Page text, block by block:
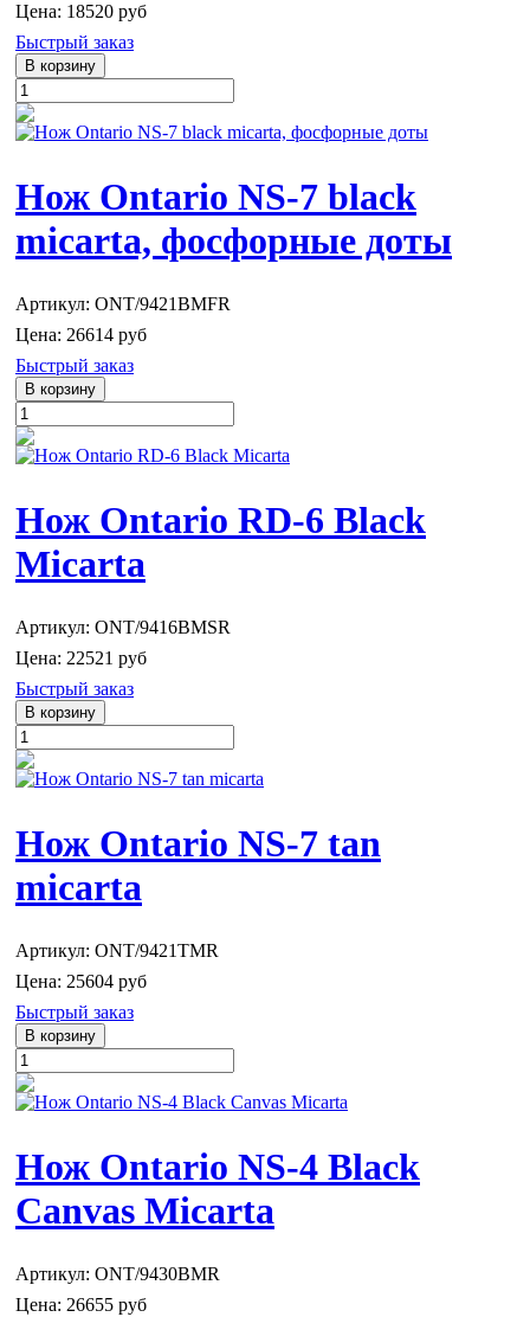
Цена: 18520 руб
Быстрый заказ
Нож Ontario NS-7 black
micarta, фосфорные доты
Артикул: ONT/9421BMFR
Цена: 26614 руб
Быстрый заказ
Нож Ontario RD-6 Black
Micarta
Артикул: ONT/9416BMSR
Цена: 22521 руб
Быстрый заказ
Нож Ontario NS-7 tan
micarta
Артикул: ONT/9421TMR
Цена: 25604 руб
Быстрый заказ
Нож Ontario NS-4 Black
Canvas Micarta
Артикул: ONT/9430BMR
Цена: 26655 руб